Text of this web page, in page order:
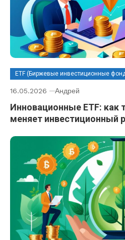
ETF (Биржевые инвестиционные
16.05.2026 Андрей
Инновационные ETF: как
меняет инвестиционный